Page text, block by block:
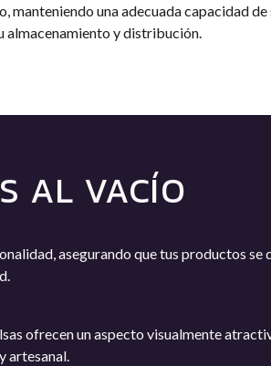
una adecuada capacidad
almacenamiento y distribución.
AL VACÍO
asegurando que tus productos se
ofrecen un aspecto visualmente
artesanal.